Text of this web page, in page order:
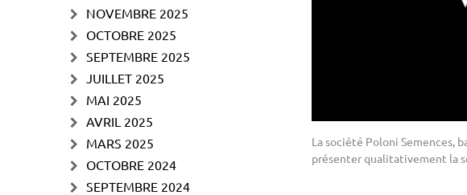
La société Poloni Semences,
présenter qualitativement la
NOVEMBRE 2025
OCTOBRE 2025
SEPTEMBRE 2025
JUILLET 2025
MAI 2025
AVRIL 2025
MARS 2025
OCTOBRE 2024
SEPTEMBRE 2024